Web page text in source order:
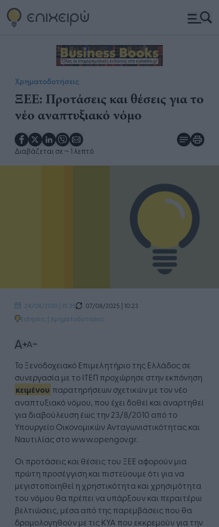
Χρηματοδοτήσεις
ΞΕΕ: Προτάσεις και θέσεις για το
νέο αναπτυξιακό νόμο
Διαβάζεται σε ~ 1 λεπτό
24/08/2010 | 15:35
07/08/2025 | 10:23
Ειδήσεις | Χρηματοδοτήσεις
Το Ξενοδοχειακό Επιμελητήριο της Ελλάδος σε
συνεργασία με το ΙΤΕΠ προχώρησε στην εκπόνηση
κειμένου παρατηρήσεων σχετικών με τον νέο
αναπτυξιακό νόμου, που έχει δοθεί και αναρτηθεί
για διαβούλευση έως την 23/8/2010 από το
Υπουργείο Οικονομικών Ανταγωνιστικότητας και
Ναυτιλίας στο www.opengov.gr.
Οι προτάσεις και θέσεις του ΞΕΕ αφορούν μια
πρώτη προσέγγιση και πιστεύουμε ότι για να
μεγιστοποιηθεί η χρηστικότητα και χρησιμότητα
του νόμου θα πρέπει να υπάρξουν και περαιτέρω
βελτιώσεις, μέσα από της παρεμβάσεις που θα
δρομολογηθούν με τις ΚΥΑ που εκκρεμούν για την